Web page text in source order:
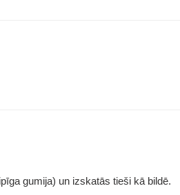
gumija) un izskatās tieši kā bildē.